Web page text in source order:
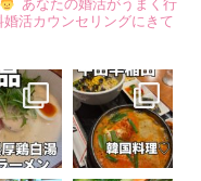
あなたの婚活がうまく行
婚活カウンセリングにきて